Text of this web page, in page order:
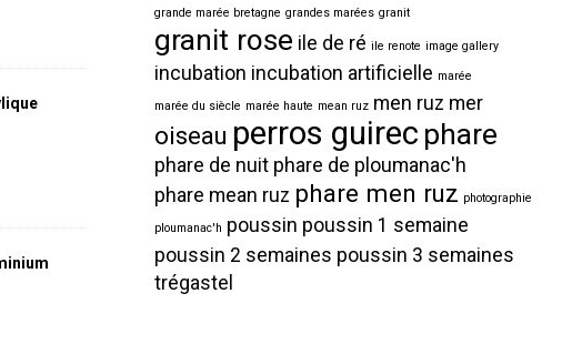
grande marée bretagne grandes marées granit
granit rose ile de ré ile renote image gallery
incubation incubation artificielle marée
marée du siècle marée haute mean ruz men ruz mer
oiseau perros guirec phare
phare de nuit phare de ploumanac'h
phare mean ruz phare men ruz photographie
ploumanac'h poussin poussin 1 semaine
poussin 2 semaines poussin 3 semaines
trégastel